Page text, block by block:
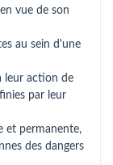
vue de son
au sein d'une
leur action de
par leur
et permanente,
des dangers